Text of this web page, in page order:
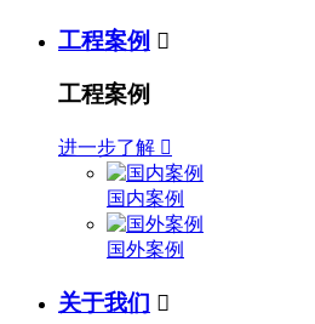
工程案例 
工程案例
进一步了解 
国内案例
国外案例
关于我们 